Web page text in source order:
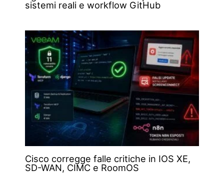
sistemi reali e workflow GitHub
Cisco corregge falle critiche in IOS XE,
SD-WAN, CIMC e RoomOS